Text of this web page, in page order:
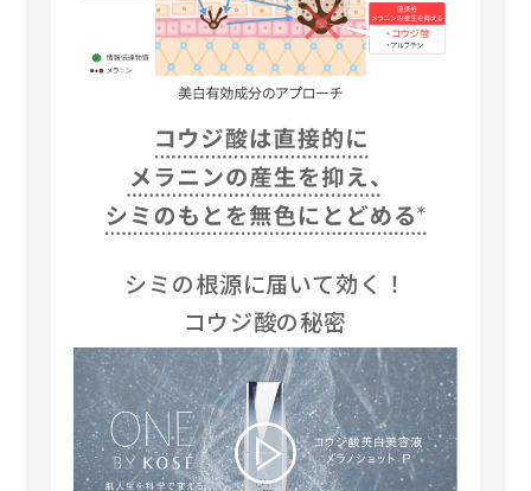
シミの根源に届いて効く！
コウジ酸の秘密